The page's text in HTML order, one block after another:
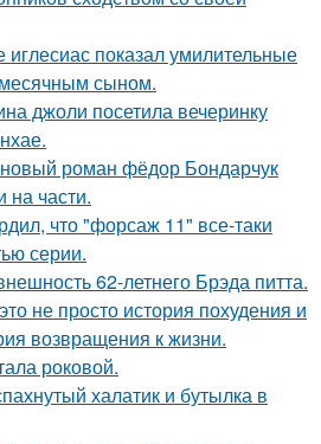
показал умилительные
сыном.
джоли посетила вечеринку
роман фёдор Бондарчук
на части.
что "форсаж 11" все-таки
серии.
62-летнего Брэда питта.
не просто история похудения и
возвращения к жизни.
роковой.
халатик и бутылка в